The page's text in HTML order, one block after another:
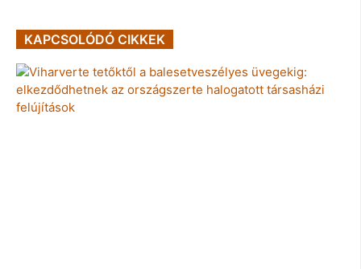
KAPCSOLÓDÓ CIKKEK